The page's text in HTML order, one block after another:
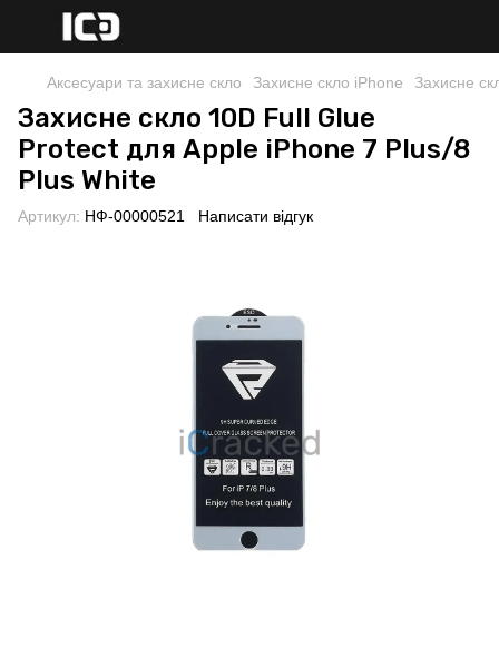
Аксесуари та захисне скло Захисне скло iPhone Захисне
Захисне скло 10D Full Glue
Protect для Apple iPhone 7 Plus/8
Plus White
Артикул: НФ-00000521 Написати відгук